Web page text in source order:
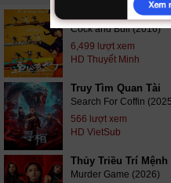
Truy Tìm Sát Nhân
Cock and Bull (2016)
6,499 lượt xem
HD Thuyết Minh
Truy Tìm Quan Tài
Search For Coffin
566 lượt xem
HD VietSub
Thủy Triều Trí Mệnh
Murder Game (2026)